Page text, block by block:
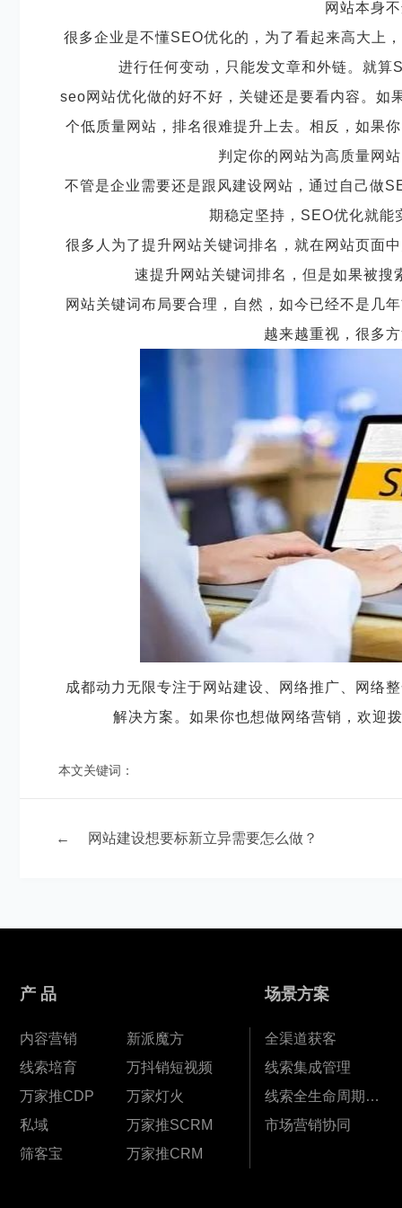
网站本身
很多企业是不懂SEO优化的，为了看起来高大上
进行任何变动，只能发文章和外链。就
seo网站优化做的好不好，关键还是要看内容。如
个低质量网站，排名很难提升上去。相反，如果
判定你的网站为高质量网
不管是企业需要还是跟风建设网站，通过自己做
期稳定坚持，SEO优化就能
很多人为了提升网站关键词排名，就在网站页面
速提升网站关键词排名，但是如果被
网站关键词布局要合理，自然，如今已经不是几
越来越重视，很多
成都动力无限专注于网站建设、网络推广、网络
解决方案。如果你也想做网络营销，欢迎
本文关键词：
← 网站建设想要标新立异需要怎么做？
产 品
内容营销
新派魔方
线索培育
万抖销短视频
万家推CDP
万家灯火
私域
万家推SCRM
筛客宝
万家推CRM
场景方案
全渠道获客
线索集成管理
线索全生命周期孵化
市场营销协同